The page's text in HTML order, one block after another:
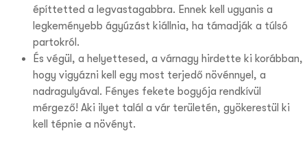
építtetted a legvastagabbra. Ennek kell ugyanis a
legkeményebb ágyúzást kiállnia, ha támadják a túlsó
partokról.
És végül, a helyettesed, a várnagy hirdette ki korábban,
hogy vigyázni kell egy most terjedő növénnyel, a
nadragulyával. Fényes fekete bogyója rendkívül
mérgező! Aki ilyet talál a vár területén, gyökerestül ki
kell tépnie a növényt.